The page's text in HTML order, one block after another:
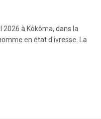
à Kôkôma, dans la
en état d'ivresse. La